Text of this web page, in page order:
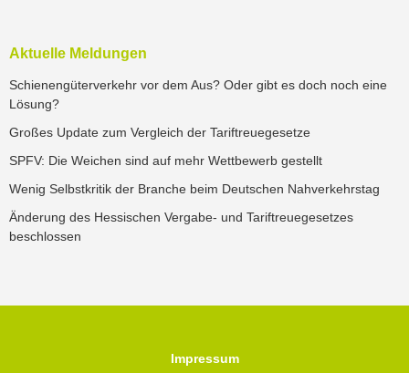
Aktuelle Meldungen
Schienengüterverkehr vor dem Aus? Oder gibt es doch noch eine
Lösung?
Großes Update zum Vergleich der Tariftreuegesetze
SPFV: Die Weichen sind auf mehr Wettbewerb gestellt
Wenig Selbstkritik der Branche beim Deutschen Nahverkehrstag
Änderung des Hessischen Vergabe- und Tariftreuegesetzes
beschlossen
Impressum